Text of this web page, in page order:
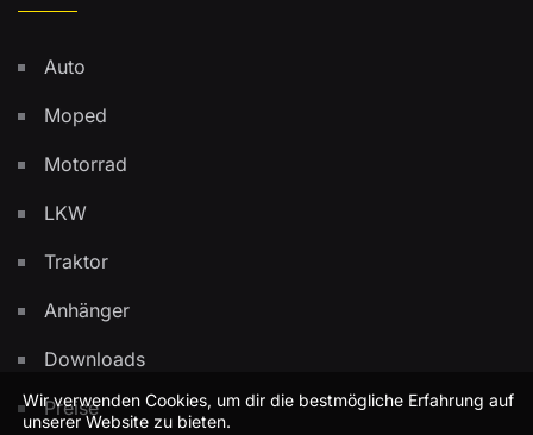
Auto
Moped
Motorrad
LKW
Traktor
Anhänger
Downloads
Preise
Wir verwenden Cookies, um dir die bestmögliche Erfahrung auf
unserer Website zu bieten.